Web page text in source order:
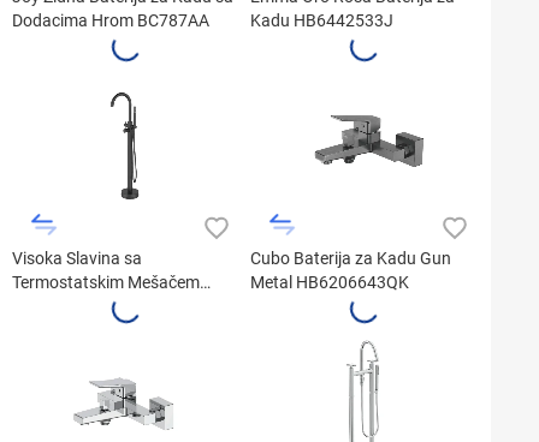
Dodacima Hrom BC787AA
Kadu HB6442533J
Visoka Slavina sa
Termostatskim Mešačem
10302-303H Matt Black
Cubo Baterija za Kadu Gun
Metal HB6206643QK